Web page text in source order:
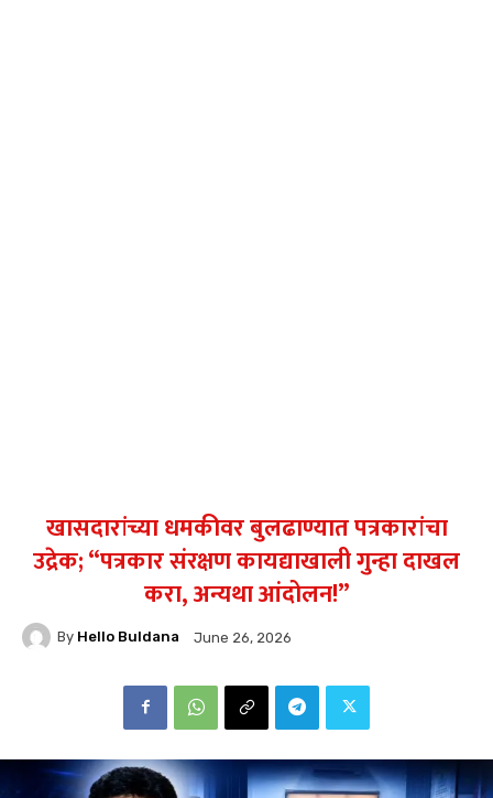
खासदारांच्या धमकीवर बुलढाण्यात पत्रकारांचा
उद्रेक; “पत्रकार संरक्षण कायद्याखाली गुन्हा दाखल
करा, अन्यथा आंदोलन!”
By Hello Buldana June 26, 2026